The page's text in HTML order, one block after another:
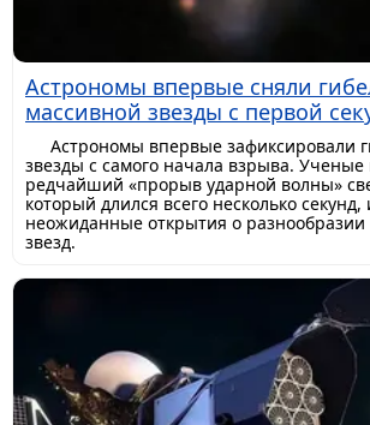
Астрономы впервые сняли
массивной звезды с первой
Астрономы впервые зафиксировали
звезды с самого начала взрыва. Ученые
редчайший «прорыв ударной волны»
который длился всего несколько секунд,
неожиданные открытия о разнообразии
звезд.